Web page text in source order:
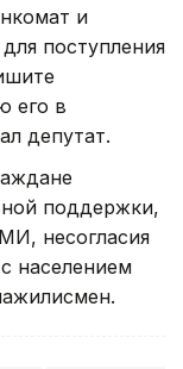
и
поступления
его в
депутат.
поддержки,
несогласия
населением